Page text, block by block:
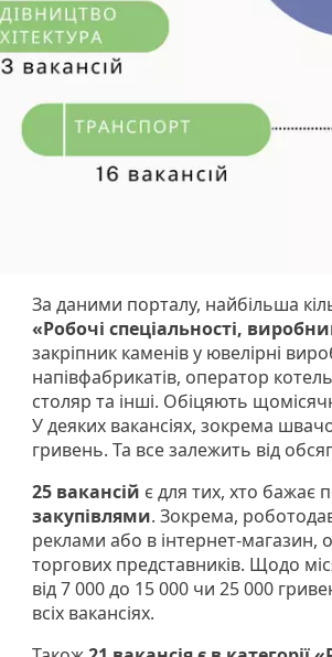
За даними порталу, найбільша
«Робочі спеціальності,
закріпник каменів у ювелірні
напівфабрикатів, оператор
столяр та інші. Обіцяють
У деяких вакансіях, зокрема
гривень. Та все залежить від
25 вакансій є для тих, хто бажає
закупівлями. Зокрема,
реклами або в інтернет-магазин,
торгових представників. Щодо
від 7 000 до 15 000 чи 25 000
всіх вакансіях.